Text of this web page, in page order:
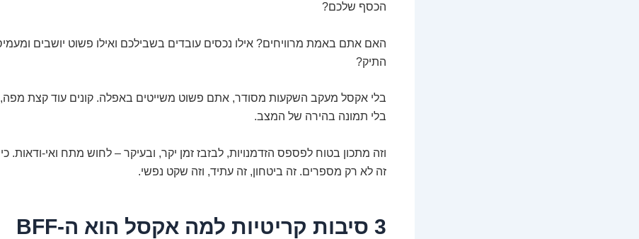
הכסף שלכם?
האם אתם באמת מרוויחים? אילו נכסים עובדים בשבילכם ואילו פשוט יושבים
התיק?
בלי אקסל מעקב השקעות מסודר, אתם פשוט משייטים באפלה. קונים עוד קצת
בלי תמונה בהירה של המצב.
וזה מתכון בטוח לפספס הזדמנויות, לבזבז זמן יקר, ובעיקר – לחוש מתח ואי-ודאות.
זה לא רק מספרים. זה ביטחון, זה עתיד, וזה שקט נפשי.
3 סיבות קריטיות למה אקסל הוא ה-BFF